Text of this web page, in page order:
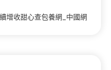
增收甜心查包養網_中國網